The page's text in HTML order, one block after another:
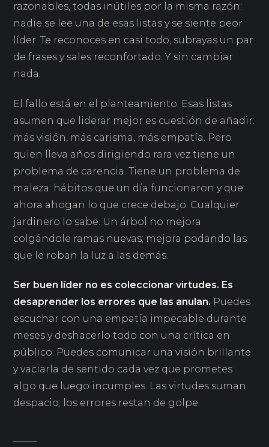
razonables, todas inútiles por la misma razón:
nadie se lee una de esas listas y se siente peor
líder. Te reconoces en casi todo, subrayas un par
de frases y sales reconfortado. Y sin cambiar
nada.
El fallo está en el planteamiento. Esas listas
asumen que liderar mejor es cuestión de añadir:
más visión, más carisma, más empatía. Pero
quien lleva años dirigiendo rara vez tiene un
problema de carencia. Tiene un problema de
maleza: hábitos que un día funcionaron y que
ahora ahogan lo que crece debajo. Cualquier
jardinero lo sabe. Un árbol no mejora
colgándole ramas nuevas; mejora podando las
que le roban la luz a las demás.
Ser buen líder no es coleccionar virtudes. Es
desaprender los errores que las anulan. Puedes
escuchar con una empatía impecable durante
meses y deshacerlo todo con una crítica en
público. Puedes comunicar una visión brillante
y vaciarla de sentido cada vez que prometes
algo que luego incumples. Las virtudes suman
despacio; los errores restan de golpe.